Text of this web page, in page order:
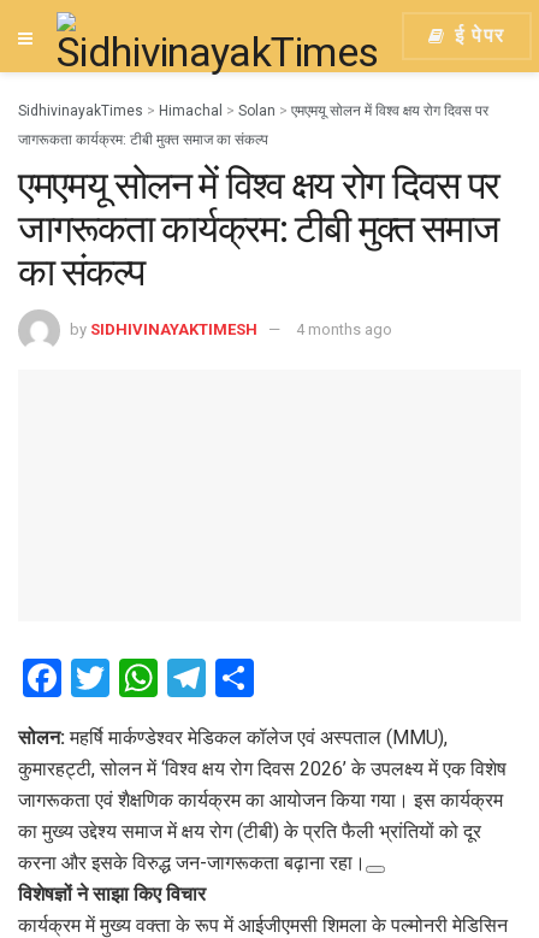
ई पेपर
SidhivinayakTimes > Himachal > Solan > एमएमयू सोलन में विश्व क्षय रोग दिवस पर
जागरूकता कार्यक्रम: टीबी मुक्त समाज का संकल्प
एमएमयू सोलन में विश्व क्षय रोग दिवस पर
जागरूकता कार्यक्रम: टीबी मुक्त समाज
का संकल्प
by SIDHIVINAYAKTIMESH 4 months ago
F
ce
b
o
o
k
T
wi
tt
er
W
at
s
A
p
p
T
el
e
gr
a
m
h
ar
e
सोलन: महर्षि मार्कण्डेश्वर मेडिकल कॉलेज एवं अस्पताल (MMU),
कुमारहट्टी, सोलन में ‘विश्व क्षय रोग दिवस 2026’ के उपलक्ष्य में एक विशेष
जागरूकता एवं शैक्षणिक कार्यक्रम का आयोजन किया गया। इस कार्यक्रम
का मुख्य उद्देश्य समाज में क्षय रोग (टीबी) के प्रति फैली भ्रांतियों को दूर
करना और इसके विरुद्ध जन-जागरूकता बढ़ाना रहा।
विशेषज्ञों ने साझा किए विचार
कार्यक्रम में मुख्य वक्ता के रूप में आईजीएमसी शिमला के पल्मोनरी मेडिसिन